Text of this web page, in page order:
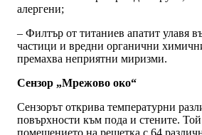
алергени;
– Филтър от титаниев апатит улавя
частици и вредни органични
премахва неприятни миризми.
Сензор „Мрежово око“
Сензорът открива температурни
повърхности към пода и стените. Той
помещението на решетка с 64